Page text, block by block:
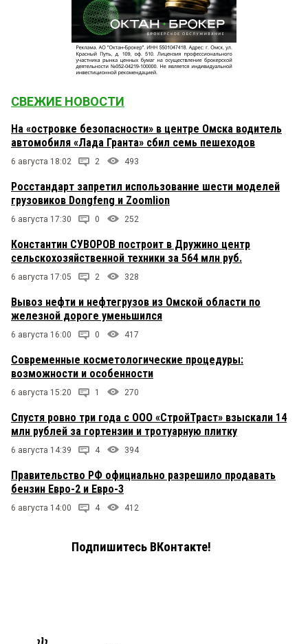
СВЕЖИЕ НОВОСТИ
На «островке безопасности» в центре Омска водитель
автомобиля «Лада Гранта» сбил семь пешеходов
6 августа 18:02 2 493
Росстандарт запретил использование шести моделей
грузовиков Dongfeng и Zoomlion
6 августа 17:30 0 252
Константин СУВОРОВ построит в Дружино центр
сельскохозяйственной техники за 564 млн руб.
6 августа 17:05 2 328
Вывоз нефти и нефтегрузов из Омской области по
железной дороге уменьшился
6 августа 16:00 0 417
Современные косметологические процедуры:
возможности и особенности
6 августа 15:20 1 270
Спустя ровно три года с ООО «СтройТраст» взыскали 14
млн рублей за гортензии и тротуарную плитку
6 августа 14:39 4 394
Правительство РФ официально разрешило продавать
бензин Евро-2 и Евро-3
6 августа 14:00 4 412
Подпишитесь ВКонтакте!